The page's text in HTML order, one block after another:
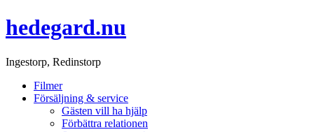
hedegard.nu
Ingestorp, Redinstorp
Filmer
Försäljning & service
Gästen vill ha hjälp
Förbättra relationen